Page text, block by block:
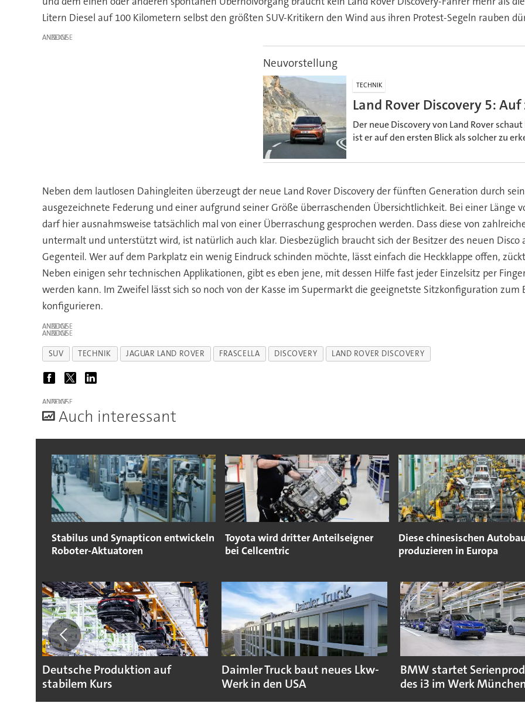
Litern Diesel auf 100 Kilometern selbst den größten SUV-Kritikern den Wind aus ihren Protest-Segeln rauben
ANZEIGE
Neuvorstellung
TECHNIK
Land Rover Discovery 5:
Der neue Discovery von Land Rover
ist er auf den ersten Blick als solcher zu
Neben dem lautlosen Dahingleiten überzeugt der neue Land Rover Discovery der fünften Generation durch
ausgezeichnete Federung und einer aufgrund seiner Größe überraschenden Übersichtlichkeit. Bei einer Länge
darf hier ausnahmsweise tatsächlich mal von einer Überraschung gesprochen werden. Dass diese von
untermalt und unterstützt wird, ist natürlich auch klar. Diesbezüglich braucht sich der Besitzer des neuen
Gegenteil. Wer auf dem Parkplatz ein wenig Eindruck schinden möchte, lässt einfach die Heckklappe offen,
Neben einigen sehr technischen Applikationen, gibt es eben jene, mit dessen Hilfe fast jeder Einzelsitz per
werden kann. Im Zweifel lässt sich so noch von der Kasse im Supermarkt die geeignetste Sitzkonfiguration
konfigurieren.
ANZEIGE
ANZEIGE
SUV TECHNIK JAGUAR LAND ROVER FRASCELLA DISCOVERY LAND ROVER DISCOVERY
ANZEIGE
Auch interessant
Stabilus und Synapticon entwickeln
Roboter-Aktuatoren
Toyota wird dritter Anteilseigner
bei Cellcentric
Diese chinesischen
produzieren in Europa
Deutsche Produktion auf
stabilem Kurs
Daimler Truck baut neues Lkw-
Werk in den USA
BMW startet
des i3 im Werk München